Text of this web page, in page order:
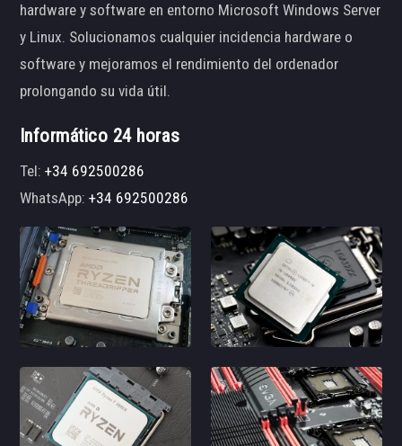
hardware y software en entorno Microsoft Windows Server
y Linux. Solucionamos cualquier incidencia hardware o
software y mejoramos el rendimiento del ordenador
prolongando su vida útil.
Informático 24 horas
Tel:+34 692500286
WhatsApp:+34 692500286